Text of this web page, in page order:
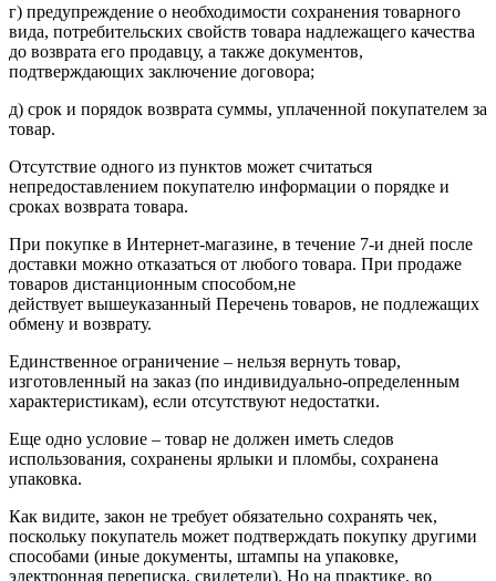
г) предупреждение о необходимости сохранения товарного
вида, потребительских свойств товара надлежащего качества
до возврата его продавцу, а также документов,
подтверждающих заключение договора;
д) срок и порядок возврата суммы, уплаченной покупателем за
товар.
Отсутствие одного из пунктов может считаться
непредоставлением покупателю информации о порядке и
сроках возврата товара.
При покупке в Интернет-магазине, в течение 7-и дней после
доставки можно отказаться от любого товара. При продаже
товаров дистанционным способом,не
действует вышеуказанный Перечень товаров, не подлежащих
обмену и возврату.
Единственное ограничение – нельзя вернуть товар,
изготовленный на заказ (по индивидуально-определенным
характеристикам), если отсутствуют недостатки.
Еще одно условие – товар не должен иметь следов
использования, сохранены ярлыки и пломбы, сохранена
упаковка.
Как видите, закон не требует обязательно сохранять чек,
поскольку покупатель может подтверждать покупку другими
способами (иные документы, штампы на упаковке,
электронная переписка, свидетели). Но на практике, во